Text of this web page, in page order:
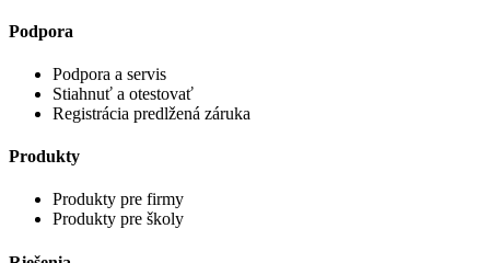
Podpora
Podpora a servis
Stiahnuť a otestovať
Registrácia predlžená záruka
Produkty
Produkty pre firmy
Produkty pre školy